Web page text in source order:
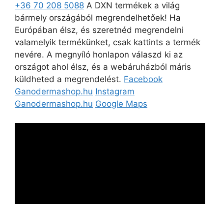
+36 70 208 5088 A DXN termékek a világ
bármely országából megrendelhetőek! Ha
Európában élsz, és szeretnéd megrendelni
valamelyik termékünket, csak kattints a termék
nevére. A megnyíló honlapon válaszd ki az
országot ahol élsz, és a webáruházból máris
küldheted a megrendelést. Facebook
Ganodermashop.hu Instagram
Ganodermashop.hu Google Maps